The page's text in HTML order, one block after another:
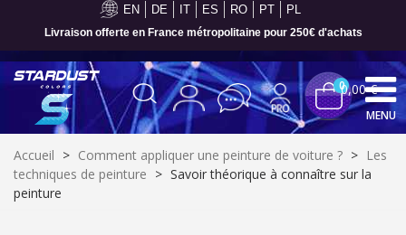
EN DE IT ES RO PT PL
Livraison offerte en France métropolitaine pour 250€ d'achats
00,00 €
MENU
Accueil > Comment appliquer une peinture de voiture ? > Les
techniques de peinture > Savoir théorique à connaître sur la
peinture